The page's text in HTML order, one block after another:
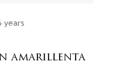
years
amarillenta